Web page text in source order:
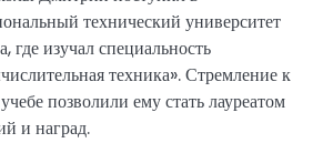
технический университет
изучал специальность
техника». Стремление к
позволили ему стать лауреатом
и наград.